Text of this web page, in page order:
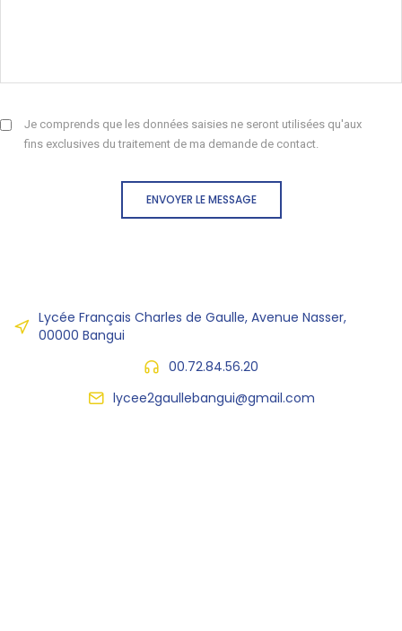
Je comprends que les données saisies ne seront utilisées qu'aux
fins exclusives du traitement de ma demande de contact.
ENVOYER LE MESSAGE
Lycée Français Charles de Gaulle, Avenue Nasser,
00000 Bangui
00.72.84.56.20
lycee2gaullebangui@gmail.com